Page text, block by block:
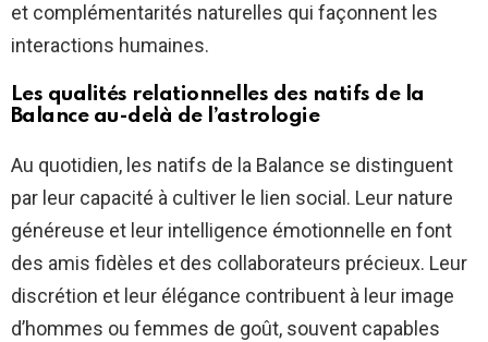
et complémentarités naturelles qui façonnent les
interactions humaines.
Les qualités relationnelles des natifs de la
Balance au-delà de l’astrologie
Au quotidien, les natifs de la Balance se distinguent
par leur capacité à cultiver le lien social. Leur nature
généreuse et leur intelligence émotionnelle en font
des amis fidèles et des collaborateurs précieux. Leur
discrétion et leur élégance contribuent à leur image
d’hommes ou femmes de goût, souvent capables